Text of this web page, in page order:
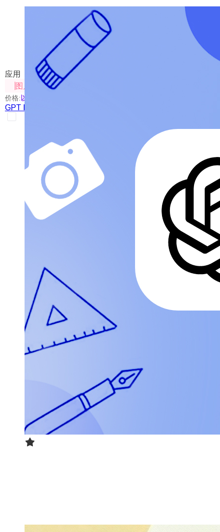
GPT Image 2 Canvas
通过GPT Image 2 模型对图像进行生成，编辑，包括标
应用
图片处理
价格:以具体使用的模型为准
GPT Image 2 Canvas